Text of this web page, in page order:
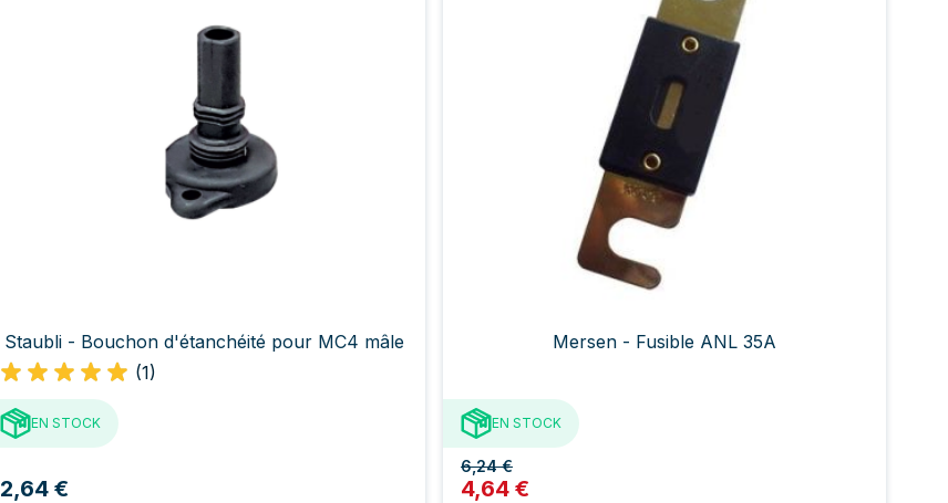
Staubli - Bouchon d'étanchéité pour MC4 mâle
(1)
EN STOCK
2,64 €
Mersen - Fusible ANL 35A
EN STOCK
6,24 €
4,64 €